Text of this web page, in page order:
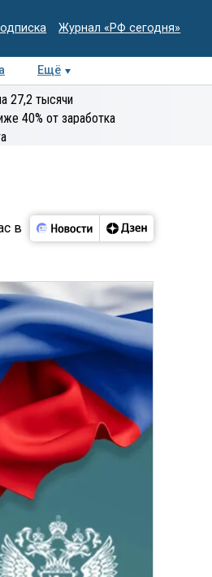
Журнал «РФ сегодня»
Ещё
27,2 тысячи
40% от заработка
в